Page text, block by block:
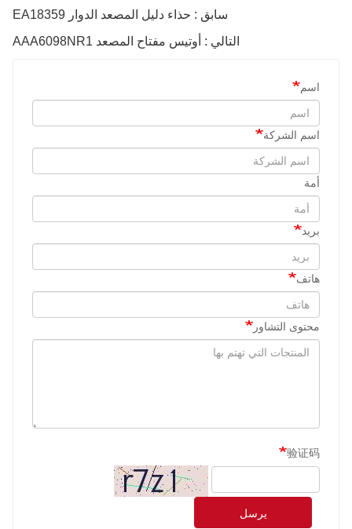
سابق : حذاء دليل المصعد الدوار EA18359
التالي : أوتيس مفتاح المصعد AAA6098NR1
اسم
اسم الشركة
أمة
بريد
هاتف
محتوى التشاور
验证码
يرسل